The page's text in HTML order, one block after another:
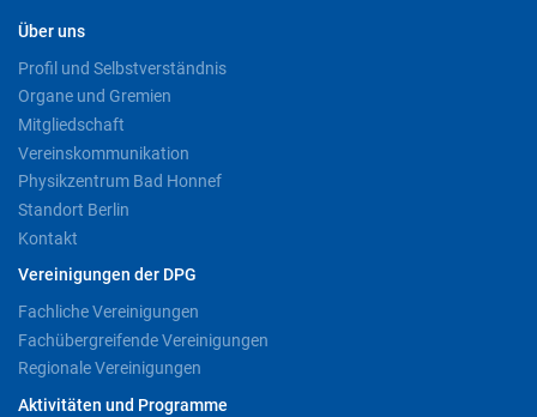
Über uns
Profil und Selbstverständnis
Organe und Gremien
Mitgliedschaft
Vereinskommunikation
Physikzentrum Bad Honnef
Standort Berlin
Kontakt
Vereinigungen der DPG
Fachliche Vereinigungen
Fachübergreifende Vereinigungen
Regionale Vereinigungen
Aktivitäten und Programme